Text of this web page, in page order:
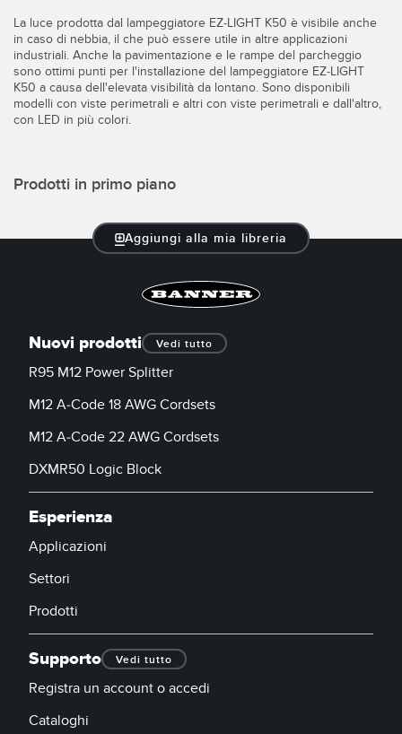
ACCESSORI
ACCESSORI
Convertitori
Set cavo
Software interfaccia utente sensore
Software per sensori di misura Banner
TECNOLOGIA
Sensori con IO-Link
La luce prodotta dal lampeggiatore EZ-LIGHT K50 è visibile anche
in caso di nebbia, il che può essere utile in altre applicazioni
industriali. Anche la pavimentazione e le rampe del parcheggio
sono ottimi punti per l'installazione del lampeggiatore EZ-LIGHT
K50 a causa dell'elevata visibilità da lontano. Sono disponibili
modelli con viste perimetrali e altri con viste perimetrali e dall'altro,
con LED in più colori.
Prodotti in primo piano
Aggiungi alla mia libreria
Nuovi prodotti Vedi tutto
R95 M12 Power Splitter
M12 A-Code 18 AWG Cordsets
M12 A-Code 22 AWG Cordsets
DXMR50 Logic Block
Esperienza
Applicazioni
Settori
Prodotti
Supporto Vedi tutto
Registra un account o accedi
Cataloghi